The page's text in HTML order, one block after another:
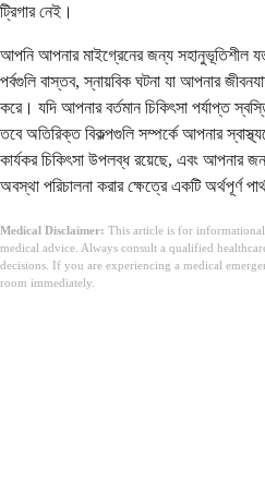
ট্রিগার নেই।
আপনি আপনার মাইগ্রেনের জন্য সহানুভূতিশীল
পর্বগুলি বাস্তব, স্নায়বিক ঘটনা যা আপনার
করে। যদি আপনার বর্তমান চিকিৎসা পর্যাপ্ত
তবে অতিরিক্ত বিকল্পগুলি সম্পর্কে আপনার
কার্যকর চিকিৎসা উপলব্ধ রয়েছে, এবং আপনার
অবস্থা পরিচালনা করার ক্ষেত্রে একটি অর্থপূর্ণ
Medical Disclaimer: This article is for
medical advice. Always consult a qualified
decisions. If you are experiencing a medical
room immediately.